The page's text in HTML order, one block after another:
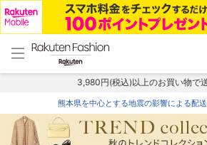
menu home
トップ
3,980円(税込)以上のお買い物で
熊本県を中心とする地震の影響による配